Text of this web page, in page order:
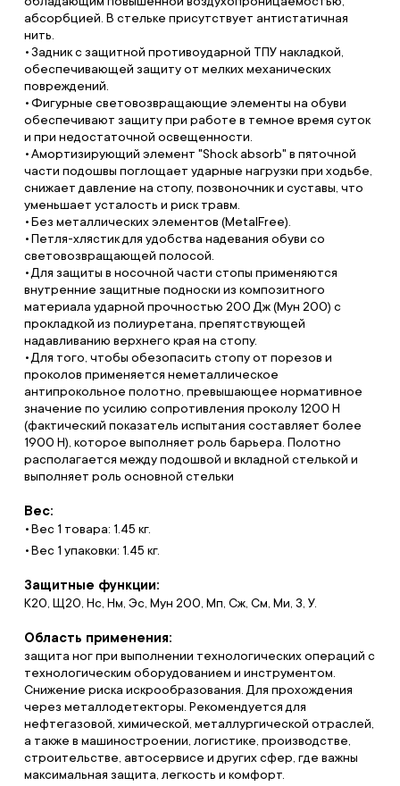
абсорбцией. В стельке присутствует антистатичная
нить.
Задник с защитной противоударной ТПУ накладкой,
обеспечивающей защиту от мелких механических
повреждений.
Фигурные световозвращающие элементы на обуви
обеспечивают защиту при работе в темное время суток
и при недостаточной освещенности.
Амортизирующий элемент "Shock absorb" в пяточной
части подошвы поглощает ударные нагрузки при ходьбе,
снижает давление на стопу, позвоночник и суставы, что
уменьшает усталость и риск травм.
Без металлических элементов (MetalFree).
Петля-хлястик для удобства надевания обуви со
световозвращающей полосой.
Для защиты в носочной части стопы применяются
внутренние защитные подноски из композитного
материала ударной прочностью 200 Дж (Мун 200) с
прокладкой из полиуретана, препятствующей
надавливанию верхнего края на стопу.
Для того, чтобы обезопасить стопу от порезов и
проколов применяется неметаллическое
антипрокольное полотно, превышающее нормативное
значение по усилию сопротивления проколу 1200 Н
(фактический показатель испытания составляет более
1900 Н), которое выполняет роль барьера. Полотно
располагается между подошвой и вкладной стелькой и
выполняет роль основной стельки
Вес:
Вес 1 товара: 1.45 кг.
Вес 1 упаковки: 1.45 кг.
Защитные функции:
К20, Щ20, Нс, Нм, Эс, Мун 200, Мп, Сж, См, Ми, З, У.
Область применения:
защита ног при выполнении технологических операций с
технологическим оборудованием и инструментом.
Снижение риска искрообразования. Для прохождения
через металлодетекторы. Рекомендуется для
нефтегазовой, химической, металлургической отраслей,
а также в машиностроении, логистике, производстве,
строительстве, автосервисе и других сфер, где важны
максимальная защита, легкость и комфорт.